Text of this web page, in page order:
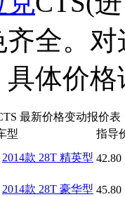
全。
体价
最新价格变动报价表
型
指导
2014款 28T 精英型 42.80
2014款 28T 豪华型 45.80